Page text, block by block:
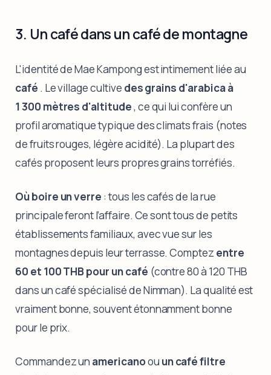
3. Un café dans un café de montagne
L'identité de Mae Kampong est intimement liée au
café . Le village cultive des grains d'arabica à
1 300 mètres d'altitude, ce qui lui confère un
profil aromatique typique des climats frais (notes
de fruits rouges, légère acidité). La plupart des
cafés proposent leurs propres grains torréfiés.
Où boire un verre : tous les cafés de la rue
principale feront l’affaire. Ce sont tous de petits
établissements familiaux, avec vue sur les
montagnes depuis leur terrasse. Comptez entre
60 et 100 THB pour un café (contre 80 à 120 THB
dans un café spécialisé de Nimman). La qualité est
vraiment bonne, souvent étonnamment bonne
pour le prix.
Commandez un americanoou un café filtre